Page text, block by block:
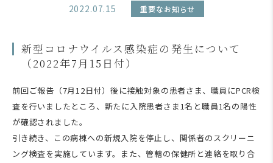
2022.07.15 重要なお知らせ
新型コロナウイルス感染症の発生について
（2022年7月15日付）
前回ご報告（7月12日付）後に接触対象の患者さま、職員にPCR検
査を行いましたところ、新たに入院患者さま1名と職員1名の陽性
が確認されました。
引き続き、この病棟への新規入院を停止し、関係者のスクリーニ
ング検査を実施しています。また、管轄の保健所と連絡を取り合